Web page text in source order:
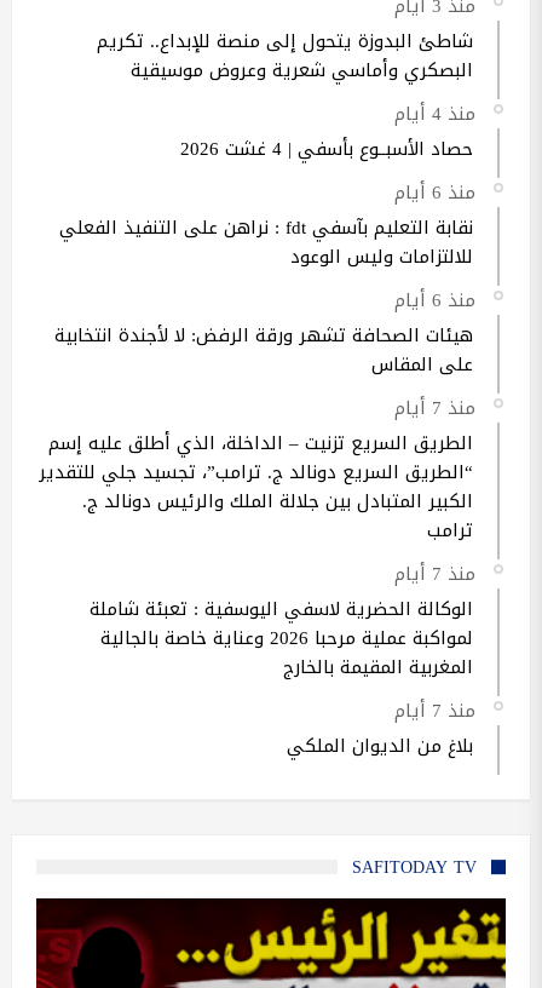
شاطئ البدوزة يتحول إلى منصة للإبداع.. تكريم
البصكري وأماسي شعرية وعروض موسيقية
منذ 4 أيام
حصاد الأسبــوع بأسفي | 4 غشت 2026
منذ 6 أيام
نقابة التعليم بآسفي fdt : نراهن على التنفيذ الفعلي
للالتزامات وليس الوعود
منذ 6 أيام
هيئات الصحافة تشهر ورقة الرفض: لا لأجندة انتخابية
على المقاس
منذ 7 أيام
الطريق السريع تزنيت – الداخلة، الذي أطلق عليه إسم
“الطريق السريع دونالد ج. ترامب”، تجسيد جلي للتقدير
الكبير المتبادل بين جلالة الملك والرئيس دونالد ج.
ترامب
منذ 7 أيام
الوكالة الحضرية لاسفي اليوسفية : تعبئة شاملة
لمواكبة عملية مرحبا 2026 وعناية خاصة بالجالية
المغربية المقيمة بالخارج
منذ 7 أيام
بلاغ من الديوان الملكي
SAFITODAY TV